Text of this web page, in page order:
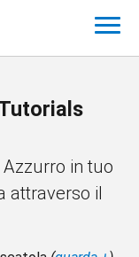
in tuo
attraverso il